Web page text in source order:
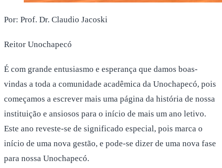
Por: Prof. Dr. Claudio Jacoski
Reitor Unochapecó
É com grande entusiasmo e esperança que damos boas-
vindas a toda a comunidade acadêmica da Unochapecó, pois
começamos a escrever mais uma página da história de nossa
instituição e ansiosos para o início de mais um ano letivo.
Este ano reveste-se de significado especial, pois marca o
início de uma nova gestão, e pode-se dizer de uma nova fase
para nossa Unochapecó.